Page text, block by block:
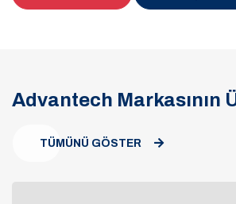
Advantech Markasının
TÜMÜNÜ GÖSTER